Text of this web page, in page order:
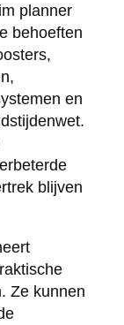
planner
behoeften
en
blijven
Ze kunnen